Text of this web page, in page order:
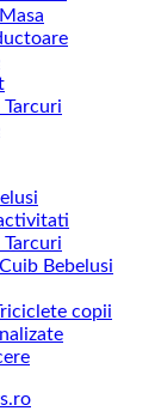
Bebelusi
copii